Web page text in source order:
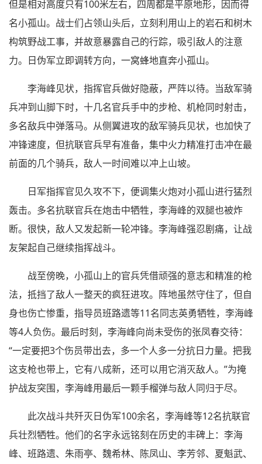
但是相对高度只有100米左右，四周都是平原地形，因而得
名小孤山。战士们占领山头后，立刻利用山上的岩石和树木
构筑野战工事，并故意暴露自己的行踪，吸引敌人的注意
力。日伪军立即调转方向，一窝蜂地直奔小孤山。
李海峰见状，指挥官兵做好隐蔽，严阵以待。当敌军骑
兵冲到山脚下时，十几名官兵手中的步枪、机枪同时射击，
多名敌兵中弹落马。从侧翼进攻的敌军骑兵见状，也加快了
冲锋速度，但抗联官兵早有准备，集中火力精准打击冲在最
前面的几个骑兵，敌人一时间难以冲上山坡。
日军指挥官见久攻不下，便调集火炮对小孤山进行猛烈
轰击。多名抗联官兵在炮击中牺牲，李海峰的双腿也被炸
断。很快，敌人又发起新一轮冲锋。李海峰强忍剧痛，让战
友架起自己继续指挥战斗。
战至傍晚，小孤山上的官兵凭借顽强的意志和精准的枪
法，抵挡了敌人一整天的疯狂进攻。阵地虽然守住了，但自
身也伤亡惨重，指导员班路遗等11名同志英勇牺牲，李海峰
等4人负伤。最后时刻，李海峰向尚未受伤的张凤春交待：
“一定要把3个伤员带出去，多一个人多一分抗日力量。把我
这支枪也带上，它有八成新，还可以用它消灭敌人。”为掩
护战友突围，李海峰用最后一颗手榴弹与敌人同归于尽。
此次战斗共歼灭日伪军100余名，李海峰等12名抗联官
兵壮烈牺牲。他们的名字永远铭刻在历史的丰碑上：李海
峰、班路遗、朱雨亭、魏希林、陈凤山、李芳邻、夏魁武、